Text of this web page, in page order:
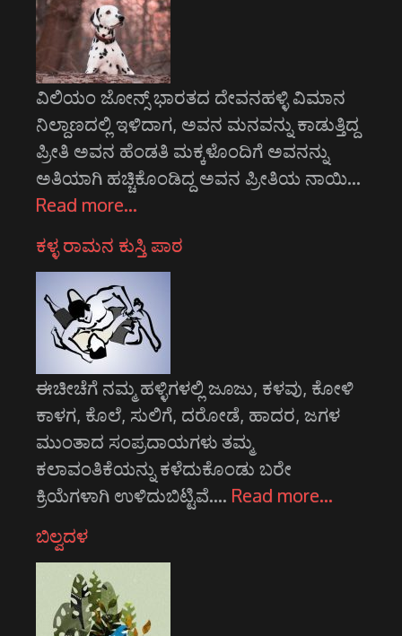
ವಿಲಿಯಂ ಜೋನ್ಸ್ ಭಾರತದ ದೇವನಹಳ್ಳಿ ವಿಮಾನ
ನಿಲ್ದಾಣದಲ್ಲಿ ಇಳಿದಾಗ, ಅವನ ಮನವನ್ನು ಕಾಡುತ್ತಿದ್ದ
ಪ್ರೀತಿ ಅವನ ಹೆಂಡತಿ ಮಕ್ಕಳೊಂದಿಗೆ ಅವನನ್ನು
ಅತಿಯಾಗಿ ಹಚ್ಚಿಕೊಂಡಿದ್ದ ಅವನ ಪ್ರೀತಿಯ ನಾಯಿ…
Read more…
ಕಳ್ಳ ರಾಮನ ಕುಸ್ತಿ ಪಾಠ
ಈಚೀಚೆಗೆ ನಮ್ಮ ಹಳ್ಳಿಗಳಲ್ಲಿ ಜೂಜು, ಕಳವು, ಕೋಳಿ
ಕಾಳಗ, ಕೊಲೆ, ಸುಲಿಗೆ, ದರೋಡೆ, ಹಾದರ, ಜಗಳ
ಮುಂತಾದ ಸಂಪ್ರದಾಯಗಳು ತಮ್ಮ
ಕಲಾವಂತಿಕೆಯನ್ನು ಕಳೆದುಕೊಂಡು ಬರೇ
ಕ್ರಿಯೆಗಳಾಗಿ ಉಳಿದುಬಿಟ್ಟಿವೆ.… Read more…
ಬಿಲ್ವದಳ